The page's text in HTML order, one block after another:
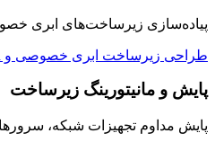
پیاده‌سازی زیرساخت‌های ابری
طراحی زیرساخت ابری خصوصی و Hybrid
پایش و مانیتورینگ زیرساخت
پایش مداوم تجهیزات شبکه، سرورها، دیتابیس‌ها و